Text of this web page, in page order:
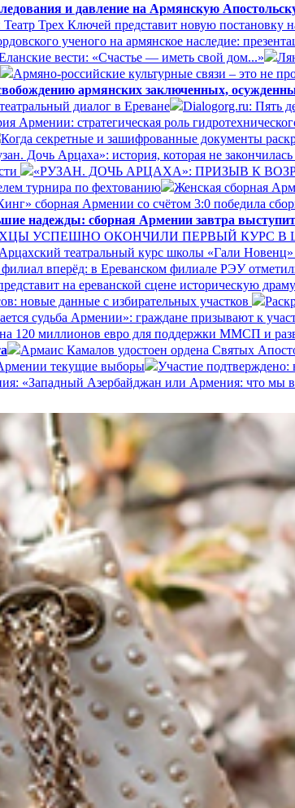
и давление на Армянскую
Трех Ключей представит новую постановку
ученого на армянское наследие:
вести: «Счастье — иметь свой дом...»
Армяно-российские культурные связи – это не
армянских заключенных,
диалог в Ереване
Dialogorg.ru: Пять
Армении: стратегическая роль
Когда секретные и зашифрованные документы
Дочь Арцаха»: история, которая не закончилась
«РУЗАН. ДОЧЬ АРЦАХА»: ПРИЗЫВ К
турнира по фехтованию
Женская сборная
сборная Армении со счётом 3:0 победила
надежды: сборная Армении завтра
УСПЕШНО ОКОНЧИЛИ ПЕРВЫЙ КУРС В
Арцахский театральный курс школы «Гали Новенц»
филиал вперёд: в Ереванском филиале РЭУ
на ереванской сцене историческую
новые данные с избирательных участков
судьба Армении»: граждане призывают к
120 миллионов евро для поддержки ММСП и
Армаис Камалов удостоен ордена Святых
текущие выборы
Участие
«Западный Азербайджан или Армения: что мы